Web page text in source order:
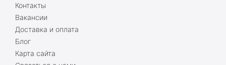
Контакты
Вакансии
Доставка и оплата
Блог
Карта сайта